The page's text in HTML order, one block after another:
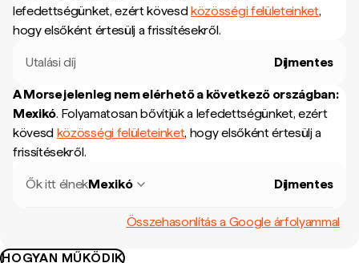
lefedettségünket, ezért kövesdközösségi felületeinket,
hogy elsőként értesülj a frissítésekről.
Utalási díj Díjmentes
A Morse jelenleg nem elérhető a következő országban:
Mexikó. Folyamatosan bővítjük a lefedettségünket, ezért
kövesd közösségi felületeinket, hogy elsőként értesülj a
frissítésekről.
Ők itt élnekMexikó Díjmentes
Összehasonlítás a Google árfolyammal
HOGYAN MŰKÖDIK